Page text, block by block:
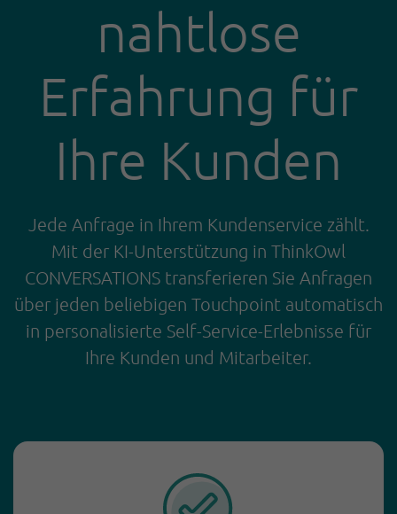
nahtlose
Erfahrung für
Ihre Kunden
Jede Anfrage in Ihrem Kundenservice zählt.
Mit der KI-Unterstützung in ThinkOwl
CONVERSATIONS transferieren Sie Anfragen
über jeden beliebigen Touchpoint automatisch
in personalisierte Self-Service-Erlebnisse für
Ihre Kunden und Mitarbeiter.